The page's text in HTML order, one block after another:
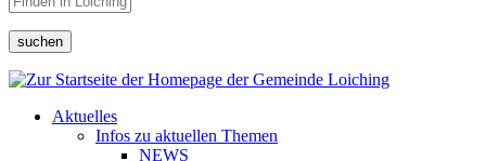
suchen
Aktuelles
Infos zu aktuellen Themen
NEWS